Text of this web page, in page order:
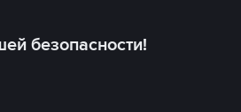
безопасности!